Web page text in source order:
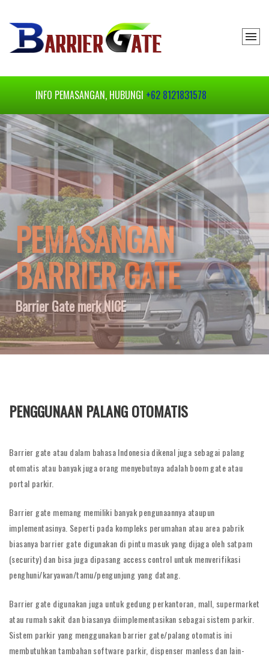
INFO PEMASANGAN, HUBUNGI +62 8121831578
PEMASANGAN
BARRIER GATE
Barrier Gate merk NICE
BARRIER GATE
KUALITAS EROPA
PENGGUNAAN PALANG OTOMATIS
Barrier gate atau dalam bahasa Indonesia dikenal juga sebagai palang
otomatis atau banyak juga orang menyebutnya adalah boom gate atau
portal parkir.
Barrier gate memang memiliki banyak pengunaannya ataupun
implementasinya. Seperti pada kompleks perumahan atau area pabrik
biasanya barrier gate digunakan di pintu masuk yang dijaga oleh satpam
(security) dan bisa juga dipasang access control untuk menverifikasi
penghuni/karyawan/tamu/pengunjung yang datang.
Barrier gate digunakan juga untuk gedung perkantoran, mall, supermarket
atau rumah sakit dan biasanya diimplementasikan sebagai sistem parkir.
Sistem parkir yang menggunakan barrier gate/palang otomatis ini
membutuhkan tambahan software parkir, dispenser manless dan lain-